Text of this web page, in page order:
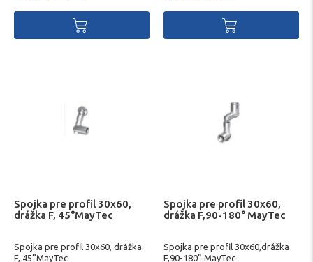
Spojka pre profil 30x60,
drážka F, 45°MayTec
Spojka pre profil 30x60, drážka
F, 45°MayTec
Spojka pre profil 30x60,
drážka F,90-180° MayTec
Spojka pre profil 30x60,drážka
F,90-180° MayTec